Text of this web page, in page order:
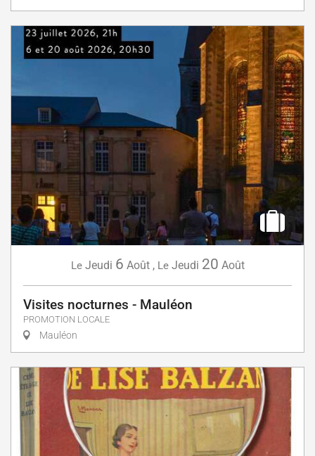
Le Jeudi 6 Août, Le Jeudi 20 Août
Visites nocturnes - Mauléon
PROMOTION LOCALE
Mauléon